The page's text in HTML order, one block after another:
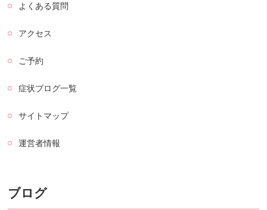
よくある質問
アクセス
ご予約
症状ブログ一覧
サイトマップ
運営者情報
ブログ